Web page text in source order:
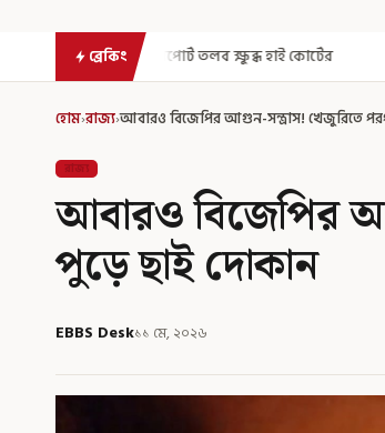
ব্রেকিং
ক্ষুব্ধ হাই কোর্টের থেঁতলানো মাথা-গোপনাঙ্গে
হোম›রাজ্য›আবারও বিজেপির আগুন-সন্ত্রাস! খেজুরিতে
রাজ্য
আবারও বিজেপির
পুড়ে ছাই দোকান
EBBS Desk১১ মে, ২০২৬